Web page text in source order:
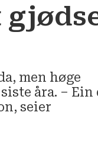
men høge
åra. – Ein
seier